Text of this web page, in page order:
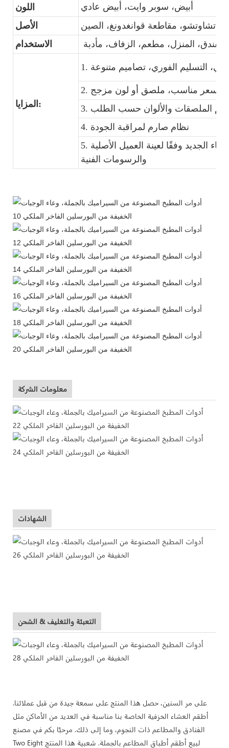
اللون
أبيض، سوبر وايت، أبيض عادي
الأصل
تشاوتشو، مقاطعة قوانغدونغ، الصين
الاستخدام
للفندق، المنزل، مطعم، الزفاف، مأدبة
المزايا:
4. نظام صارم لمراقبة الجودة
5. التشكيل: يمكننا فتح قالب طقم العشاء الجديد وفقًا لعينة العميل الأصلية
والرسومات الفنية
معلومات الشركة
الشهادات
التعبئة والتغليف & الشحن
على مر السنين، حصل هذا المنتج على سمعة جيدة من قبل عملائنا.
أطقم العشاء الخزفية الخاصة بنا مناسبة في العديد من الأماكن مثل
الفنادق والمطاعم ذات النجوم، وما إلى ذلك. مرحبًا بكم في مصنع
Two Eight لبيع أطقم أطباق المطاعم بالجملة. شعبية هذا المنتج